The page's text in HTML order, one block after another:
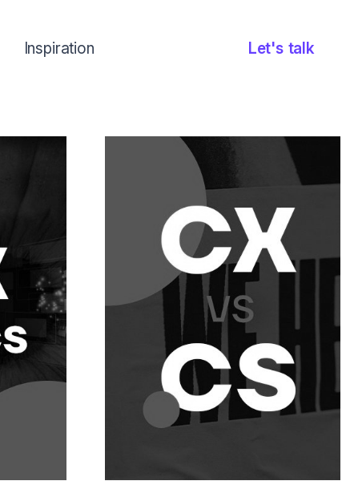
Inspiration Let's talk